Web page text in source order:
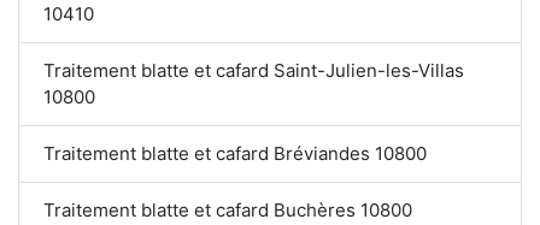
10410
Traitement blatte et cafard Saint-Julien-les-Villas
10800
Traitement blatte et cafard Bréviandes 10800
Traitement blatte et cafard Buchères 10800